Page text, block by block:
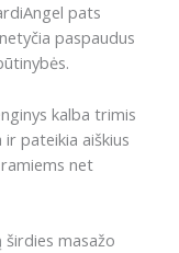
pats
paspaudus
kalba trimis
pateikia aiškius
net
masažo